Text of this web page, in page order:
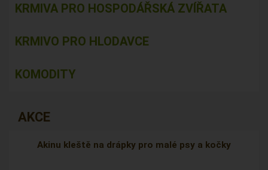
KRMIVA PRO HOSPODÁŘSKÁ ZVÍŘATA
KRMIVO PRO HLODAVCE
KOMODITY
AKCE
Akinu kleště na drápky pro malé psy a kočky